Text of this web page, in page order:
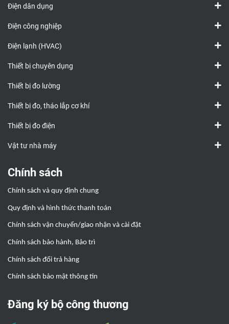
Điện dân dụng
Điện công nghiệp
Điện lạnh (HVAC)
Thiết bị chuyên dụng
Thiết bị đo lường
Thiết bị đo, tháo lắp cơ khí
Thiết bị đo điện
Vật tư nhà máy
Chính sách
Chính sách và quy định chung
Quy định và hình thức thanh toán
Chính sách vận chuyển/giao nhận và cài đặt
Chính sách bảo hành, Bảo trì
Chính sách đổi trả hàng
Chính sách bảo mật thông tin
Đăng ký bộ công thương